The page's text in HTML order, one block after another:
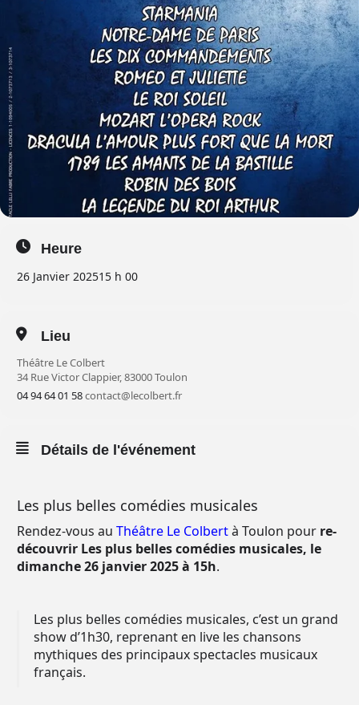
Heure
26 Janvier 202515 h 00
Lieu
Théâtre Le Colbert
34 Rue Victor Clappier, 83000 Toulon
04 94 64 01 58contact@lecolbert.fr
Détails de l'événement
Les plus belles comédies musicales
Rendez-vous au Théâtre Le Colbertà Toulon pour re-
découvrir Les plus belles comédies musicales, le
dimanche 26 janvier 2025 à 15h.
Les plus belles comédies musicales, c’est un grand
show d’1h30, reprenant en live les chansons
mythiques des principaux spectacles musicaux
français.